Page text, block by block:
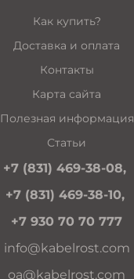
Как купить?
Доставка и оплата
Контакты
Карта сайта
Полезная информация
Статьи
+7 (831) 469-38-08,
+7 (831) 469-38-10,
+7 930 70 70 777
info@kabelrost.com
oa@kabelrost.com